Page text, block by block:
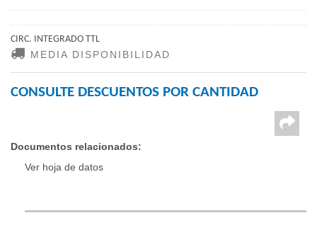
CIRC. INTEGRADO TTL
MEDIA DISPONIBILIDAD
CONSULTE DESCUENTOS POR CANTIDAD
Documentos relacionados:
Ver hoja de datos